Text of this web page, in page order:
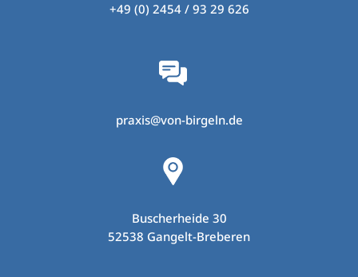
+49 (0) 2454 / 93 29 626
praxis@von-birgeln.de
Buscherheide 30
52538 Gangelt-Breberen